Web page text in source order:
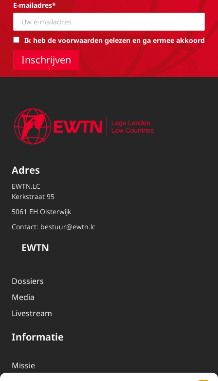
E-mailadres*
Ik heb de voorwaarden gelezen en ga ermee akkoord
Adres
EWTN.LC
Kerkstraat 95
5061 EH Oisterwijk
Contact: bestuur@ewtn.lc
EWTN
Dossiers
Media
Livestream
Informatie
Missie